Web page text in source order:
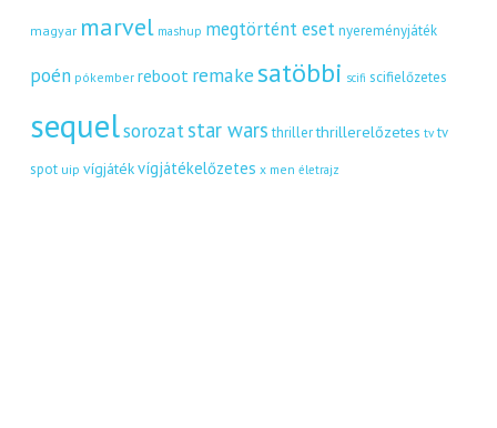
magyar marvel mashup megtörtént eset nyereményjáték
poén pókember reboot remakesatöbbi scifi scifielőzetes
sequelsorozatstar wars thriller thrillerelőzetes tv tv
spot uip vígjátékvígjátékelőzetes x men életrajz